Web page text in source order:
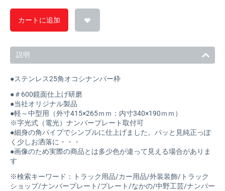
カートに追加
説明
●ステンレス25角オコシナンバー枠
●＃600鏡面仕上げ研磨
●当社オリジナル製品
●軽～中型用（外寸415×265ｍｍ：内寸340×190ｍｍ）
※字光式（電光）ナンバープレート取付可
●細身の角パイプでシンプルに仕上げました。パッと見純正っぽ
く少しお洒落に・・・
●画像のため実際の商品とは多少色が違って見える場合がありま
す
※検索キーワード：トラック用品/カー用品/外装装飾/トラック
ショップ/ナンバープレート/プレート/なかの/中野工芸/ナンバー